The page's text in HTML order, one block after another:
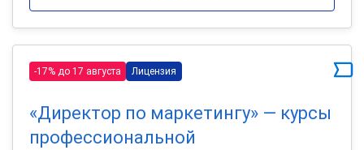
-17% до 17 августа Лицензия
«Директор по маркетингу» — курсы
профессиональной